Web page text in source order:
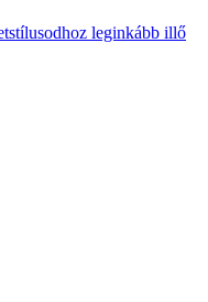
leginkább illő